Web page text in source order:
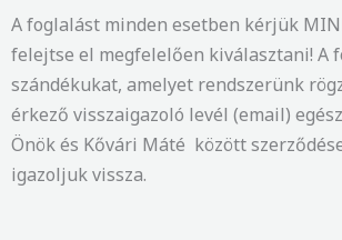
A foglalást minden esetben kérjük
felejtse el megfelelően kiválasztani!
szándékukat, amelyet rendszerünk
érkező visszaigazoló levél (email)
Önök és Kővári Máté között
igazoljuk vissza.